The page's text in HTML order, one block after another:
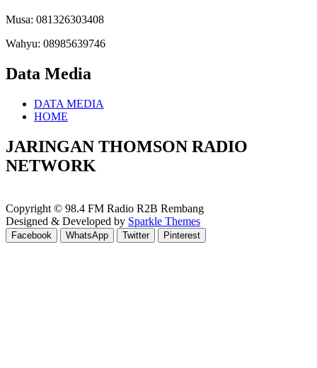
Musa: 081326303408
Wahyu: 08985639746
Data Media
DATA MEDIA
HOME
JARINGAN THOMSON RADIO
NETWORK
Copyright © 98.4 FM Radio R2B Rembang
Designed & Developed by Sparkle Themes
Facebook WhatsApp Twitter Pinterest